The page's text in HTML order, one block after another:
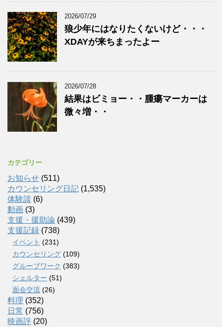
2026/07/29
狼少年にはなりたくないけど・・・
XDAYが来ちまったよー
2026/07/28
結果はビミョー・・腫瘍マーカーは
微々増・・
カテゴリー
お知らせ (511)
カウンセリング日記 (1,535)
体験談 (6)
動画 (3)
支援・援助論 (439)
支援記録 (738)
イベント (231)
カウンセリング (109)
グループワーク (383)
シェルター (51)
面会交流 (26)
料理 (352)
日常 (756)
映画評 (20)